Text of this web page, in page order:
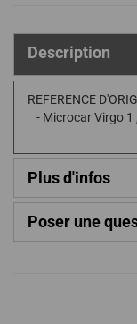
Description
REFERENCE
- Microcar Virgo 1
Plus d'infos
Poser une